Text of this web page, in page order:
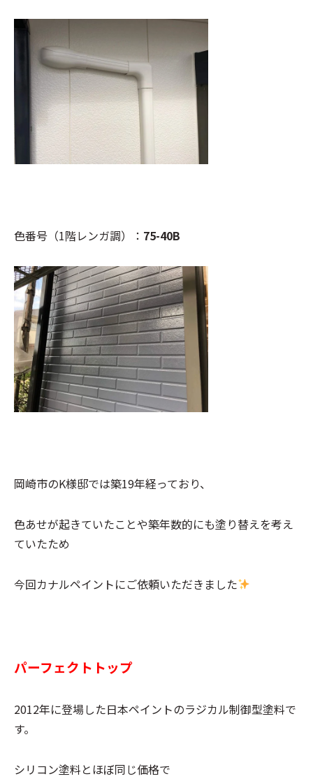
色番号（1階レンガ調）： 75-40B
岡崎市のK様邸では築19年経っており、
色あせが起きていたことや築年数的にも塗り替えを考え
ていたため
今回カナルペイントにご依頼いただきました
パーフェクトトップ
2012年に登場した日本ペイントのラジカル制御型塗料で
す。
シリコン塗料とほぼ同じ価格で